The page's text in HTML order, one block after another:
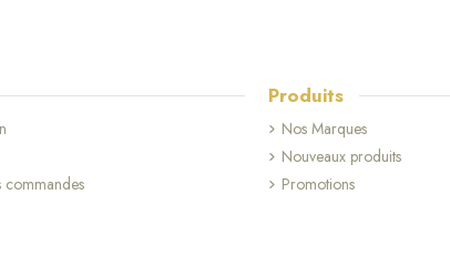
commandes
Produits
Nos Marques
Nouveaux produits
Promotions